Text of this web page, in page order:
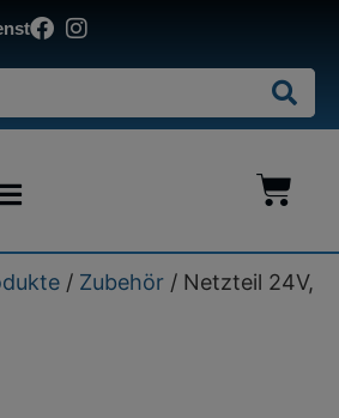
/ Zubehör / Netzteil 24V,